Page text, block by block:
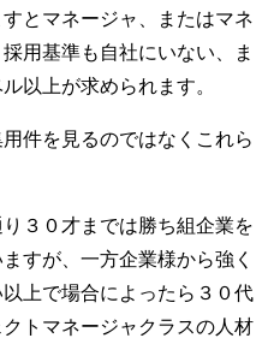
とマネージャ、またはマネ
用基準も自社にいない、ま
以上が求められます。
件を見るのではなくこれら
３０才までは勝ち組企業を
すが、一方企業様から強く
上で場合によったら３０代
トマネージャクラスの人材